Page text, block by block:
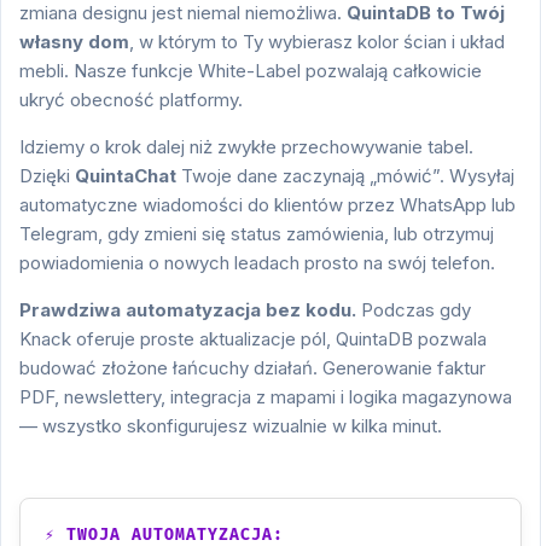
zmiana designu jest niemal niemożliwa. QuintaDB to Twój
własny dom, w którym to Ty wybierasz kolor ścian i układ
mebli. Nasze funkcje White-Label pozwalają całkowicie
ukryć obecność platformy.
Idziemy o krok dalej niż zwykłe przechowywanie tabel.
Dzięki QuintaChat Twoje dane zaczynają „mówić”. Wysyłaj
automatyczne wiadomości do klientów przez WhatsApp lub
Telegram, gdy zmieni się status zamówienia, lub otrzymuj
powiadomienia o nowych leadach prosto na swój telefon.
Prawdziwa automatyzacja bez kodu. Podczas gdy
Knack oferuje proste aktualizacje pól, QuintaDB pozwala
budować złożone łańcuchy działań. Generowanie faktur
PDF, newslettery, integracja z mapami i logika magazynowa
— wszystko skonfigurujesz wizualnie w kilka minut.
⚡ TWOJA AUTOMATYZACJA: